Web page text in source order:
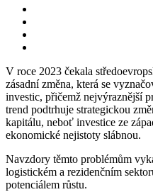
V roce 2023 čekala
zásadní změna, která se
investic, přičemž nejvýraznější
trend podtrhuje strategickou
kapitálu, neboť investice ze
ekonomické nejistoty slábnou.
Navzdory těmto problémům
logistickém a rezidenčním
potenciálem růstu.